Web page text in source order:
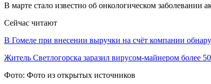
В марте стало известно об онкологическом заболевании
Сейчас читают
В Гомеле при внесении выручки на счёт компании
Житель Светлогорска заразил вирусом-майнером более
Фото: Фото из открытых источников